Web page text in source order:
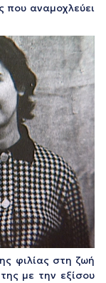
που αναμοχλεύει
φιλίας στη ζωή
με την εξίσου